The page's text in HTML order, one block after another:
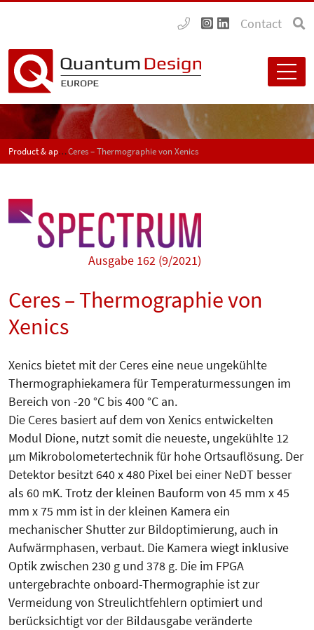
Contact
Product & application news - SPECTRUMCeres – Thermographie von Xenics
Ausgabe 162 (9/2021)
Ceres – Thermographie von
Xenics
Xenics bietet mit der Ceres eine neue ungekühlte
Thermographiekamera für Temperaturmessungen im
Bereich von -20 °C bis 400 °C an.
Die Ceres basiert auf dem von Xenics entwickelten
Modul Dione, nutzt somit die neueste, ungekühlte 12
µm Mikrobolometertechnik für hohe Ortsauflösung. Der
Detektor besitzt 640 x 480 Pixel bei einer NeDT besser
als 60 mK. Trotz der kleinen Bauform von 45 mm x 45
mm x 75 mm ist in der kleinen Kamera ein
mechanischer Shutter zur Bildoptimierung, auch in
Aufwärmphasen, verbaut. Die Kamera wiegt inklusive
Optik zwischen 230 g und 378 g. Die im FPGA
untergebrachte onboard-Thermographie ist zur
Vermeidung von Streulichtfehlern optimiert und
berücksichtigt vor der Bildausgabe veränderte